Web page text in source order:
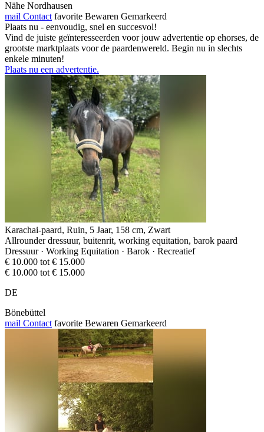
Nähe Nordhausen
mail Contact favorite Bewaren Gemarkeerd
Plaats nu - eenvoudig, snel en succesvol!
Vind de juiste geïnteresseerden voor jouw advertentie op ehorses, de
grootste marktplaats voor de paardenwereld. Begin nu in slechts
enkele minuten!
Plaats nu een advertentie.
Karachai-paard, Ruin, 5 Jaar, 158 cm, Zwart
Allrounder dressuur, buitenrit, working equitation, barok paard
Dressuur · Working Equitation · Barok · Recreatief
€ 10.000 tot € 15.000
€ 10.000 tot € 15.000
DE
Bönebüttel
mail Contact favorite Bewaren Gemarkeerd